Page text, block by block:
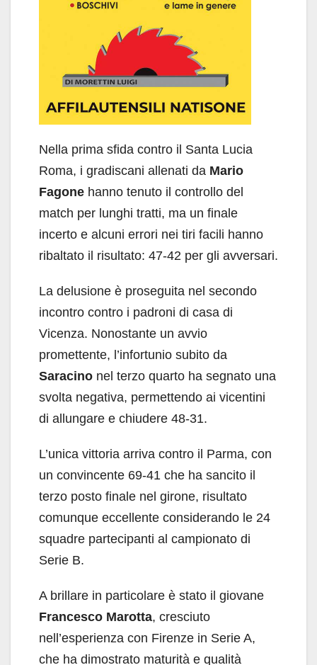
Nella prima sfida contro il Santa Lucia
Roma, i gradiscani allenati da Mario
Fagone hanno tenuto il controllo del
match per lunghi tratti, ma un finale
incerto e alcuni errori nei tiri facili hanno
ribaltato il risultato: 47-42 per gli avversari.
La delusione è proseguita nel secondo
incontro contro i padroni di casa di
Vicenza. Nonostante un avvio
promettente, l’infortunio subito da
Saracino nel terzo quarto ha segnato una
svolta negativa, permettendo ai vicentini
di allungare e chiudere 48-31.
L’unica vittoria arriva contro il Parma, con
un convincente 69-41 che ha sancito il
terzo posto finale nel girone, risultato
comunque eccellente considerando le 24
squadre partecipanti al campionato di
Serie B.
A brillare in particolare è stato il giovane
Francesco Marotta, cresciuto
nell’esperienza con Firenze in Serie A,
che ha dimostrato maturità e qualità